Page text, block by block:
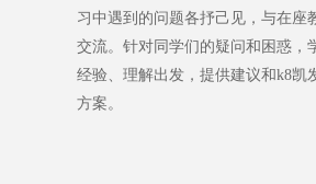
习中遇到的问题各抒己见，与在座
交流。针对同学们的疑问和困惑，
经验、理解出发，提供建议和k8凯
方案。